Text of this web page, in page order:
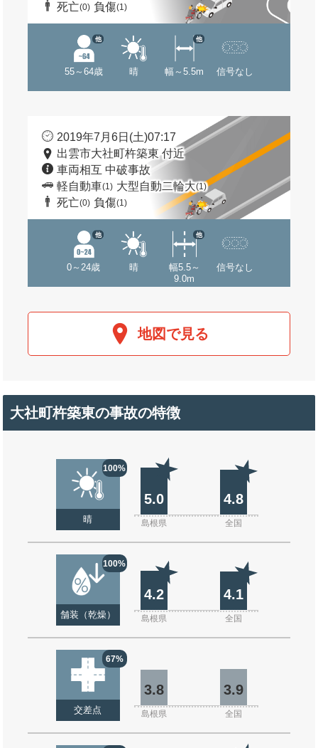
死亡(0) 負傷(1)
55～64歳
他
晴 幅～5.5m
他
信号なし
2019年7月6日(土)07:17
出雲市大社町杵築東 付近
車両相互 中破事故
軽自動車(1) 大型自動二輪大(1)
死亡(0) 負傷(1)
0～24歳
他
晴
幅5.5～
9.0m
他
信号なし
地図で見る
大社町杵築東の事故の特徴
100%
晴
5.0 4.8
島根県 全国
100%
舗装（乾燥）
4.2 4.1
島根県 全国
67%
交差点
3.8 3.9
島根県 全国